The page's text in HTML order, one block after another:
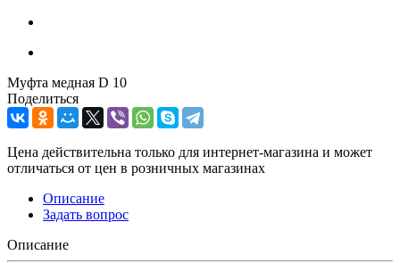
Муфта медная D 10
Поделиться
Цена действительна только для интернет-магазина и может
отличаться от цен в розничных магазинах
Описание
Задать вопрос
Описание